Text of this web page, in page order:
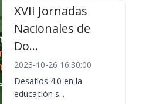
XVII Jornadas
Nacionales de
Do...
2023-10-26 16:30:00
Desafíos 4.0 en la
educación s...